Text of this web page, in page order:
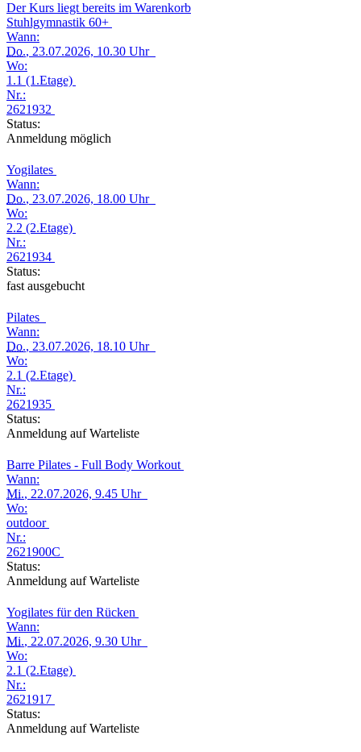
Der Kurs liegt bereits im Warenkorb
Stuhlgymnastik 60+
Wann:
Do., 23.07.2026, 10.30 Uhr
Wo:
1.1 (1.Etage)
Nr.:
2621932
Status:
Anmeldung möglich
Yogilates
Wann:
Do., 23.07.2026, 18.00 Uhr
Wo:
2.2 (2.Etage)
Nr.:
2621934
Status:
fast ausgebucht
Pilates
Wann:
Do., 23.07.2026, 18.10 Uhr
Wo:
2.1 (2.Etage)
Nr.:
2621935
Status:
Anmeldung auf Warteliste
Barre Pilates - Full Body Workout
Wann:
Mi., 22.07.2026, 9.45 Uhr
Wo:
outdoor
Nr.:
2621900C
Status:
Anmeldung auf Warteliste
Yogilates für den Rücken
Wann:
Mi., 22.07.2026, 9.30 Uhr
Wo:
2.1 (2.Etage)
Nr.:
2621917
Status:
Anmeldung auf Warteliste